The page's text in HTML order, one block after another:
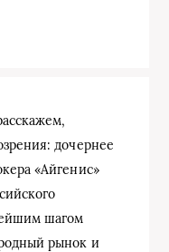
дочернее
«Айгенис»
шагом
рынок и